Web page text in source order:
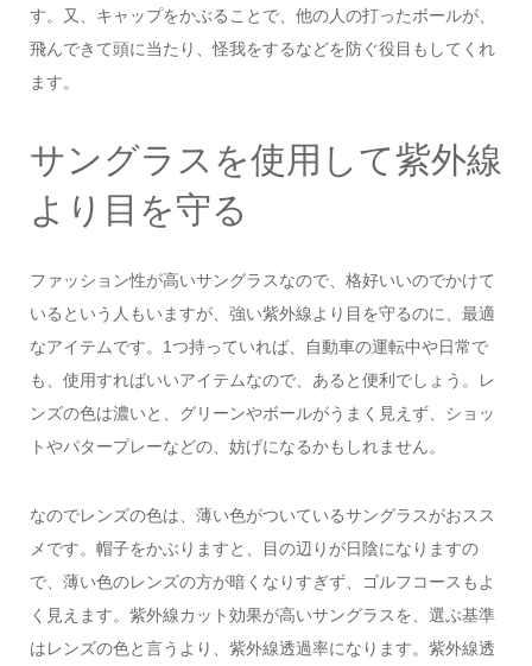
す。又、キャップをかぶることで、他の人の打ったボールが、
飛んできて頭に当たり、怪我をするなどを防ぐ役目もしてくれ
ます。
サングラスを使用して紫外線
より目を守る
ファッション性が高いサングラスなので、格好いいのでかけて
いるという人もいますが、強い紫外線より目を守るのに、最適
なアイテムです。1つ持っていれば、自動車の運転中や日常で
も、使用すればいいアイテムなので、あると便利でしょう。レ
ンズの色は濃いと、グリーンやボールがうまく見えず、ショッ
トやパタープレーなどの、妨げになるかもしれません。
なのでレンズの色は、薄い色がついているサングラスがおスス
メです。帽子をかぶりますと、目の辺りが日陰になりますの
で、薄い色のレンズの方が暗くなりすぎず、ゴルフコースもよ
く見えます。紫外線カット効果が高いサングラスを、選ぶ基準
はレンズの色と言うより、紫外線透過率になります。紫外線透